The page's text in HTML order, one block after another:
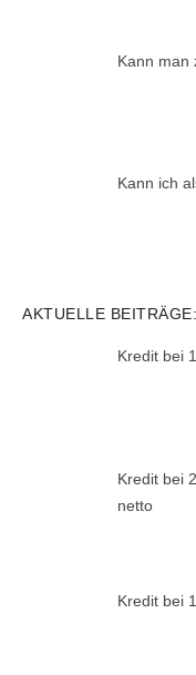
Kann man
Kann ich
AKTUELLE BEITRÄGE:
Kredit bei
Kredit bei
netto
Kredit bei